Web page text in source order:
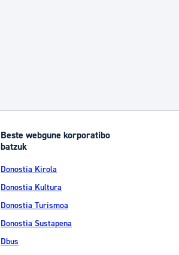
Beste webgune korporatibo
batzuk
Donostia Kirola
Donostia Kultura
Donostia Turismoa
Donostia Sustapena
Dbus